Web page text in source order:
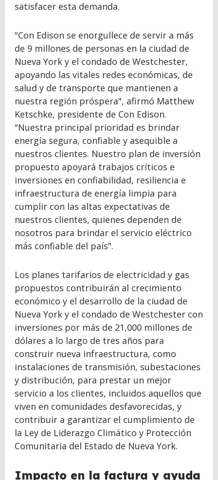
satisfacer esta demanda.
"Con Edison se enorgullece de servir a más
de 9 millones de personas en la ciudad de
Nueva York y el condado de Westchester,
apoyando las vitales redes económicas, de
salud y de transporte que mantienen a
nuestra región próspera", afirmó Matthew
Ketschke, presidente de Con Edison.
"Nuestra principal prioridad es brindar
energía segura, confiable y asequible a
nuestros clientes. Nuestro plan de inversión
propuesto apoyará trabajos críticos e
inversiones en confiabilidad, resiliencia e
infraestructura de energía limpia para
cumplir con las altas expectativas de
nuestros clientes, quienes dependen de
nosotros para brindar el servicio eléctrico
más confiable del país".
Los planes tarifarios de electricidad y gas
propuestos contribuirán al crecimiento
económico y el desarrollo de la ciudad de
Nueva York y el condado de Westchester con
inversiones por más de 21,000 millones de
dólares a lo largo de tres años para
construir nueva infraestructura, como
instalaciones de transmisión, subestaciones
y distribución, para prestar un mejor
servicio a los clientes, incluidos aquellos que
viven en comunidades desfavorecidas, y
contribuir a garantizar el cumplimiento de
la Ley de Liderazgo Climático y Protección
Comunitaria del Estado de Nueva York.
Impacto en la factura y ayuda